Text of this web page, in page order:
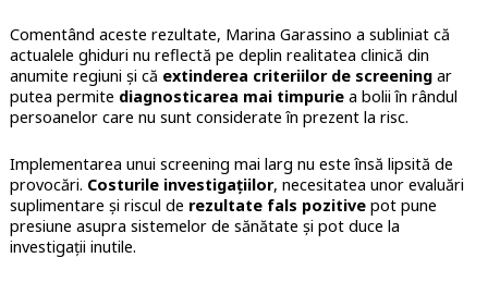
Comentând aceste rezultate, Marina Garassino a subliniat că
actualele ghiduri nu reflectă pe deplin realitatea clinică din
anumite regiuni și că extinderea criteriilor de screeningar
putea permite diagnosticarea mai timpuriea bolii în rândul
persoanelor care nu sunt considerate în prezent la risc.
Implementarea unui screening mai larg nu este însă lipsită de
provocări. Costurile investigațiilor, necesitatea unor evaluări
suplimentare și riscul de rezultate fals pozitivepot pune
presiune asupra sistemelor de sănătate și pot duce la
investigații inutile.